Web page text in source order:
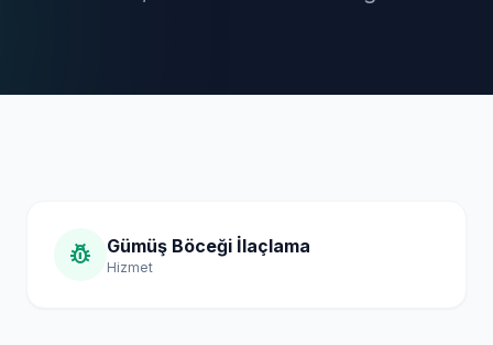
pest_control Gümüş Böceği İlaçlama
Hizmet